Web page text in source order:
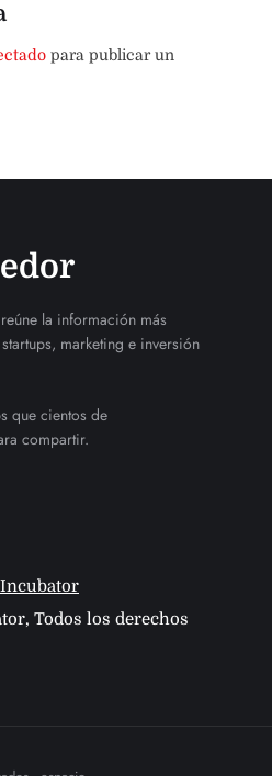
para publicar un
la información más
marketing e inversión
que cientos de
compartir.
Todos los derechos